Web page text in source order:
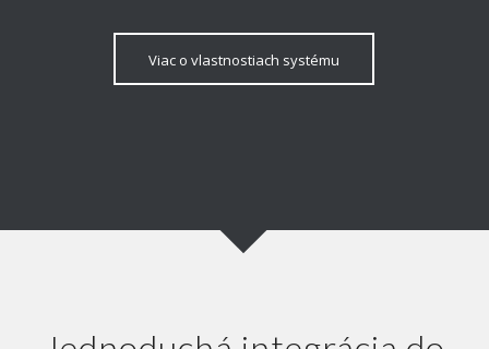
Viac o vlastnostiach systému